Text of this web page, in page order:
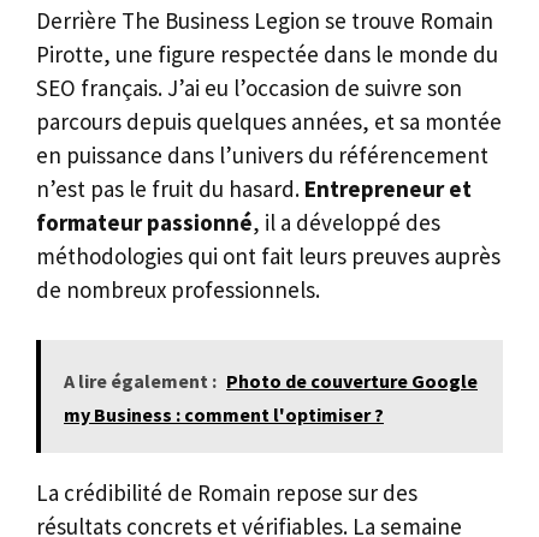
Derrière The Business Legion se trouve Romain
Pirotte, une figure respectée dans le monde du
SEO français. J’ai eu l’occasion de suivre son
parcours depuis quelques années, et sa montée
en puissance dans l’univers du référencement
n’est pas le fruit du hasard. Entrepreneur et
formateur passionné, il a développé des
méthodologies qui ont fait leurs preuves auprès
de nombreux professionnels.
A lire également : Photo de couverture Google
my Business : comment l'optimiser ?
La crédibilité de Romain repose sur des
résultats concrets et vérifiables. La semaine